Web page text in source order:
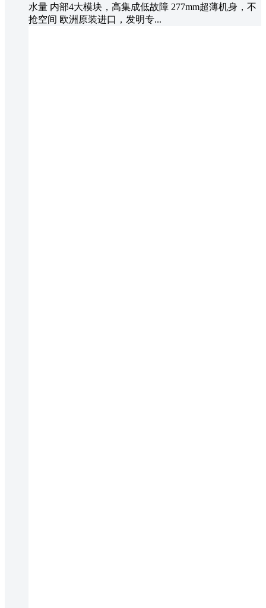
水量 内部4大模块，高集成低故障 277mm超薄机身，不
抢空间 欧洲原装进口，发明专...